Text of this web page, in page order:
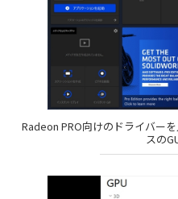
Radeon PRO向けのドライバー
スの